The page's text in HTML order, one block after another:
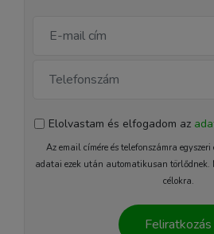
Elolvastam és elfogadom az
Az email címére és telefonszámra
adatai ezek után automatikusan törlődnek.
célokra.
Feliratkozás